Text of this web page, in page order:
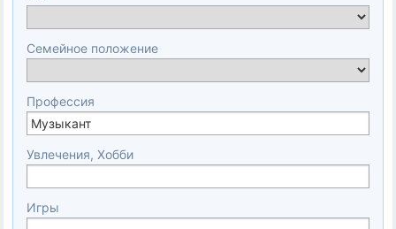
Семейное положение
Профессия
Увлечения, Хобби
Игры